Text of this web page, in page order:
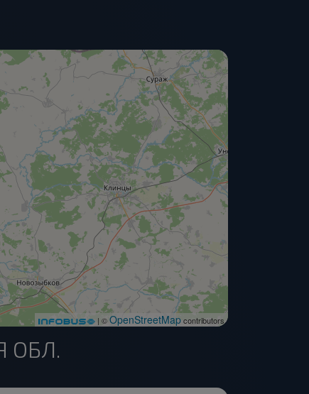
| ©OpenStreetMapcontributors
ОБЛ.